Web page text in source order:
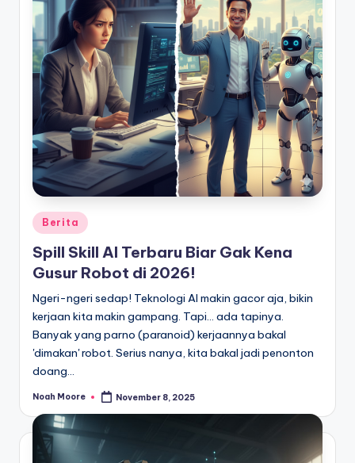
Posted
in
Berita
Spill Skill AI Terbaru Biar Gak Kena
Gusur Robot di 2026!
Ngeri-ngeri sedap! Teknologi AI makin gacor aja, bikin
kerjaan kita makin gampang. Tapi... ada tapinya.
Banyak yang parno (paranoid) kerjaannya bakal
'dimakan' robot. Serius nanya, kita bakal jadi penonton
doang…
Posted
Noah Moore November 8, 2025